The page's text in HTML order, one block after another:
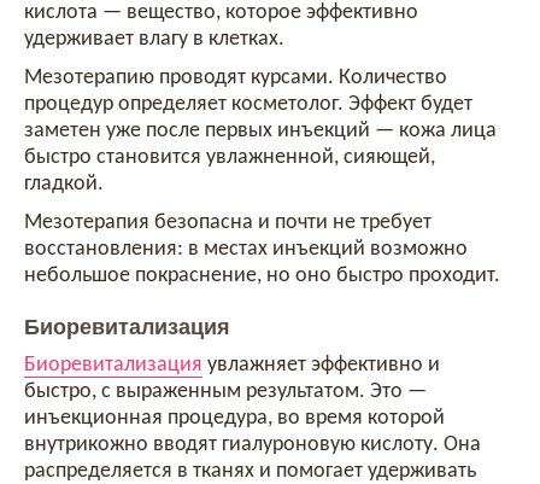
кислота — вещество, которое эффективно
удерживает влагу в клетках.
Мезотерапию проводят курсами. Количество
процедур определяет косметолог. Эффект будет
заметен уже после первых инъекций — кожа лица
быстро становится увлажненной, сияющей,
гладкой.
Мезотерапия безопасна и почти не требует
восстановления: в местах инъекций возможно
небольшое покраснение, но оно быстро проходит.
Биоревитализация
Биоревитализация увлажняет эффективно и
быстро, с выраженным результатом. Это —
инъекционная процедура, во время которой
внутрикожно вводят гиалуроновую кислоту. Она
распределяется в тканях и помогает удерживать